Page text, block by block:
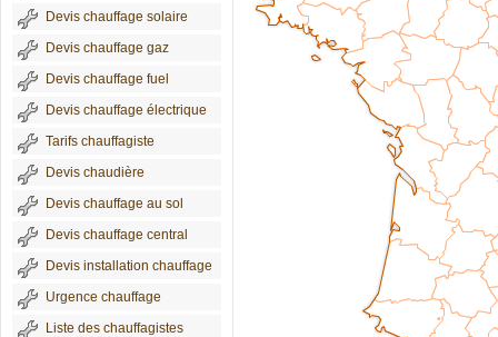
Devis chauffage solaire
Devis chauffage gaz
Devis chauffage fuel
Devis chauffage électrique
Tarifs chauffagiste
Devis chaudière
Devis chauffage au sol
Devis chauffage central
Devis installation chauffage
Urgence chauffage
Liste des chauffagistes